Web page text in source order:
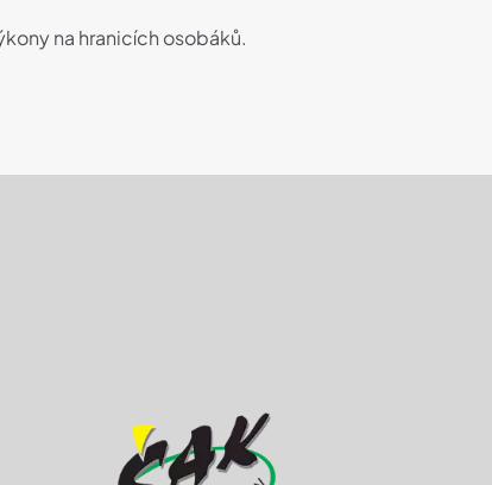
na hranicích osobáků.